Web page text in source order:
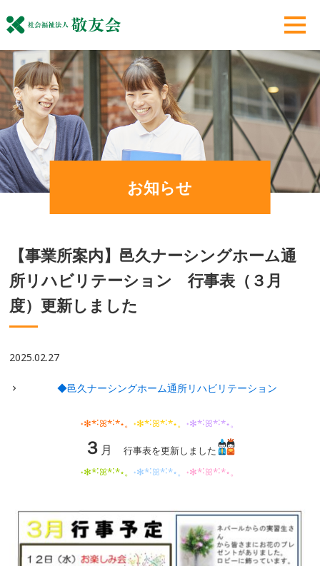
お知らせ
【事業所案内】邑久ナーシングホーム通
所リハビリテーション 行事表（３月
度）更新しました
2025.02.27
◆邑久ナーシングホーム通所リハビリテーション
˖✻*˸ꕤ*˸*⋆。 ˖✻*˸ꕤ*˸*⋆。 ˖✻*˸ꕤ*˸*⋆。
３ 月行事表を更新しました
˖✻*˸ꕤ*˸*⋆。 ˖✻*˸ꕤ*˸*⋆。 ˖✻*˸ꕤ*˸*⋆。